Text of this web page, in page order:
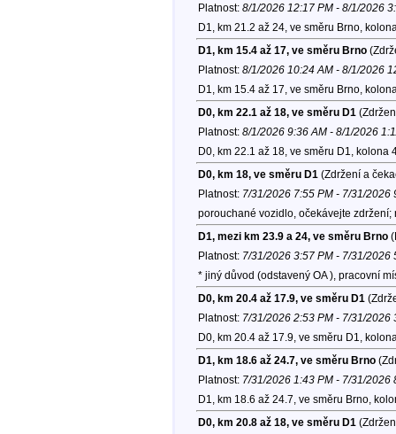
Platnost: 8/1/2026 12:17 PM - 8/1/2026
D1, km 21.2 až 24, ve směru Brno,
D1, km 15.4 až 17, ve směru Brno
Platnost: 8/1/2026 10:24 AM - 8/1/2026
D1, km 15.4 až 17, ve směru Brno,
D0, km 22.1 až 18, ve směru D1
Platnost: 8/1/2026 9:36 AM - 8/1/2026
D0, km 22.1 až 18, ve směru D1, kolona
D0, km 18, ve směru D1 (Zdržení a
Platnost: 7/31/2026 7:55 PM - 7/31/2026
porouchané vozidlo, očekávejte
D1, mezi km 23.9 a 24, ve směru Brno
Platnost: 7/31/2026 3:57 PM - 7/31/2026
* jiný důvod (odstavený OA ), pracovní
D0, km 20.4 až 17.9, ve směru D1
Platnost: 7/31/2026 2:53 PM - 7/31/2026
D0, km 20.4 až 17.9, ve směru D1,
D1, km 18.6 až 24.7, ve směru Brno
Platnost: 7/31/2026 1:43 PM - 7/31/2026
D1, km 18.6 až 24.7, ve směru Brno,
D0, km 20.8 až 18, ve směru D1